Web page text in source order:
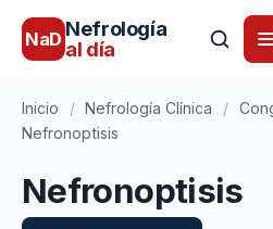
NaD Nefrología
al día
Inicio / Nefrología Clínica /
Nefronoptisis
Nefronoptisis